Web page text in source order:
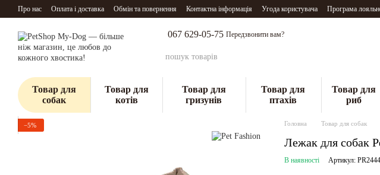
Перейти до основного контенту
Про нас Оплата і доставка Обмін та повернення Контактна інформація Угода користувача Програма
067 629-05-75 Передзвонити вам?
Товар для
собак
Товар для
котів
Товар для
гризунів
Товар для
птахів
Товар для
риб
−5% Головна Товар для собак
Лежак для собак
В наявності Артикул: